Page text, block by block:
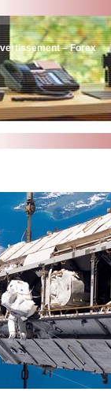
– Forex